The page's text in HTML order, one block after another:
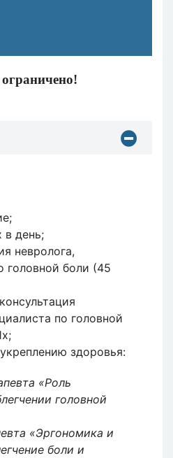
в день;
невролога,
головной боли (45
по головной
здоровья:
«Роль
головной
«Эргономика и
боли и